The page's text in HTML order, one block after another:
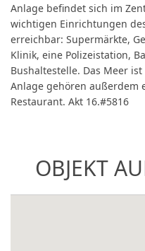
Anlage befindet sich im
wichtigen Einrichtungen
erreichbar: Supermärkte,
Klinik, eine Polizeistation,
Bushaltestelle. Das Meer
Anlage gehören außerdem
Restaurant. Akt 16.#5816
OBJEKT